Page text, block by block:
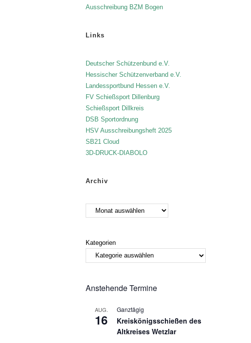
Ausschreibung BZM Bogen
Links
Deutscher Schützenbund e.V.
Hessischer Schützenverband e.V.
Landessportbund Hessen e.V.
FV Schießsport Dillenburg
Schießsport Dillkreis
DSB Sportordnung
HSV Ausschreibungsheft 2025
SB21 Cloud
3D-DRUCK-DIABOLO
Archiv
Kategorien
Anstehende Termine
AUG.
16
Ganztägig
Kreiskönigsschießen des
Altkreises Wetzlar